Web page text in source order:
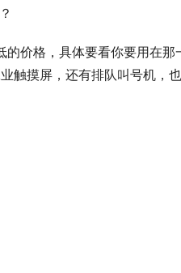
？
价格，具体要看你要用在
触摸屏，还有排队叫号机，也